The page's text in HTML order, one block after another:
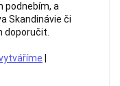
podnebím, a
Skandinávie či
doporučit.